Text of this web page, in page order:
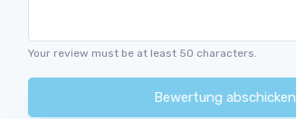
Your review must be at least 50 characters.
Bewertung abschicken